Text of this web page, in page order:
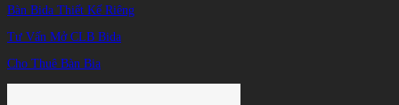
Bàn Bida Thiết Kế Riêng
Tư Vấn Mở CLB Bida
Cho Thuê Bàn Bia